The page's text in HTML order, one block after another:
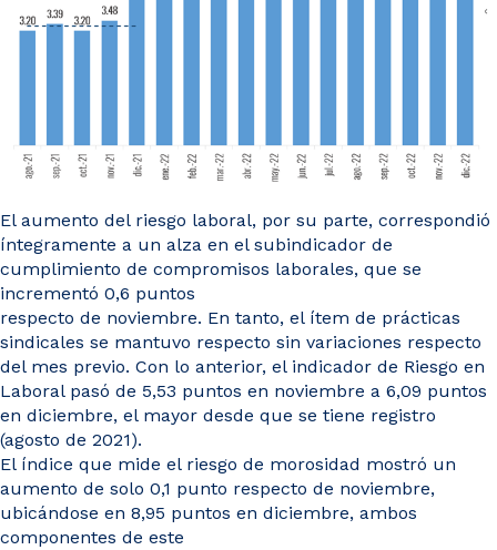
El aumento del riesgo laboral, por su parte, correspondió
íntegramente a un alza en el subindicador de
cumplimiento de compromisos laborales, que se
incrementó 0,6 puntos
respecto de noviembre. En tanto, el ítem de prácticas
sindicales se mantuvo respecto sin variaciones respecto
del mes previo. Con lo anterior, el indicador de Riesgo en
Laboral pasó de 5,53 puntos en noviembre a 6,09 puntos
en diciembre, el mayor desde que se tiene registro
(agosto de 2021).
El índice que mide el riesgo de morosidad mostró un
aumento de solo 0,1 punto respecto de noviembre,
ubicándose en 8,95 puntos en diciembre, ambos
componentes de este